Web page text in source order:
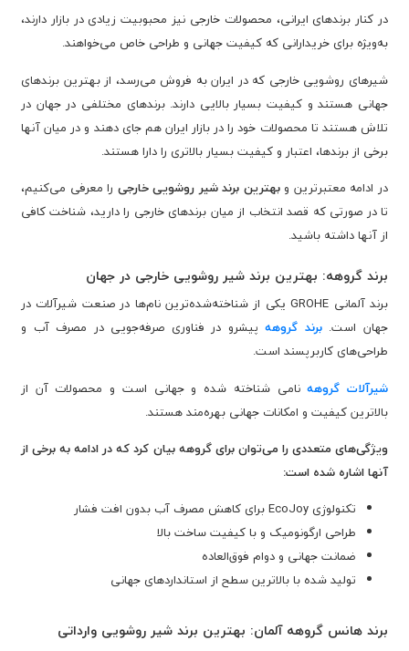
در کنار برندهای ایرانی، محصولات خارجی نیز محبوبیت زیادی در بازار دارند،
به‌ویژه برای خریدارانی که کیفیت جهانی و طراحی خاص می‌خواهند.
شیرهای روشویی خارجی که در ایران به فروش می‌رسد، از بهترین برندهای
جهانی هستند و کیفیت بسیار بالایی دارند. برندهای مختلفی در جهان در
تلاش هستند تا محصولات خود را در بازار ایران هم جای دهند و در میان آنها
برخی از برندها، اعتبار و کیفیت بسیار بالاتری را دارا هستند.
در ادامه معتبرترین وبهترین برند شیر روشویی خارجی را معرفی می‌کنیم،
تا در صورتی که قصد انتخاب از میان برندهای خارجی را دارید، شناخت کافی
از آنها داشته باشید.
برند گروهه: بهترین برند شیر روشویی خارجی در جهان
برند آلمانی GROHE یکی از شناخته‌شده‌ترین نام‌ها در صنعت شیرآلات در
جهان است.برند گروههپیشرو در فناوری صرفه‌جویی در مصرف آب و
طراحی‌های کاربرپسند است.
شیرآلات گروههنامی شناخته شده و جهانی است و محصولات آن از
بالاترین کیفیت و امکانات جهانی بهره‌مند هستند.
ویژگی‌های متعددی را می‌توان برای گروهه بیان کرد که در ادامه به برخی از
آنها اشاره شده است:
تکنولوژی EcoJoy برای کاهش مصرف آب بدون افت فشار
طراحی ارگونومیک و با کیفیت ساخت بالا
ضمانت جهانی و دوام فوق‌العاده
تولید شده با بالاترین سطح از استانداردهای جهانی
برند هانس گروهه آلمان: بهترین برند شیر روشویی وارداتی